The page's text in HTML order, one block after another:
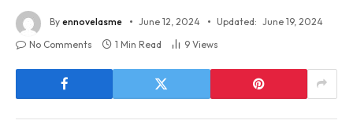
By ennovelasme June 12, 2024 Updated: June 19, 2024
No Comments
1 Min Read 9 Views